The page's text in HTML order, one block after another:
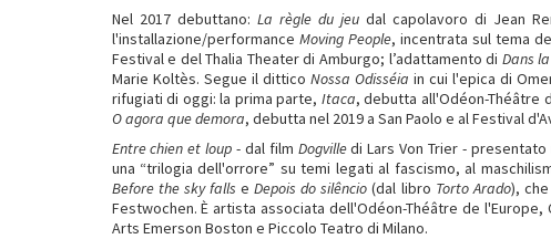
Nel 2017 debuttano: La règle du jeudal capolavoro di Jean
l'installazione/performance Moving People, incentrata sul tema
Festival e del Thalia Theater di Amburgo; l’adattamento di Dans
Marie Koltès. Segue il dittico Nossa Odisséia in cui l'epica di
rifugiati di oggi: la prima parte, Itaca, debutta all'Odéon-Théâtre
O agora que demora, debutta nel 2019 a San Paolo e al Festival
Entre chien et loup - dal film Dogvilledi Lars Von Trier -
una “trilogia dell'orrore” su temi legati al fascismo, al
Before the sky falls eDepois do silêncio (dal libro Torto Arado),
Festwochen. È artista associata dell'Odéon-Théâtre de l'Europe,
Arts Emerson Boston e Piccolo Teatro di Milano.